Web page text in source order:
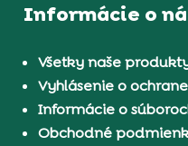
Informácie o
Všetky naše
Vyhlásenie o
Informácie o
Obchodné